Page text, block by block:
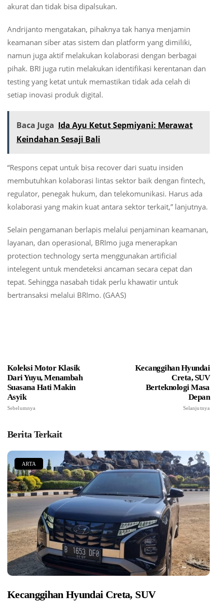
akurat dan tidak bisa dipalsukan.
Andrijanto mengatakan, pihaknya tak hanya menjamin
keamanan siber atas sistem dan platform yang dimiliki,
namun juga aktif melakukan kolaborasi dengan berbagai
pihak. BRI juga rutin melakukan identifikasi kerentanan dan
testing yang ketat untuk memastikan tidak ada celah di
setiap inovasi produk digital.
Baca Juga Ida Ayu Ketut Sepmiyani: Merawat
Keindahan Sesaji Bali
“Respons cepat untuk bisa recover dari suatu insiden
membutuhkan kolaborasi lintas sektor baik dengan fintech,
regulator, penegak hukum, dan telekomunikasi. Harus ada
kolaborasi yang makin kuat antara sektor terkait,” lanjutnya.
Selain pengamanan berlapis melalui penjaminan keamanan,
layanan, dan operasional, BRImo juga menerapkan
protection technology serta menggunakan artificial
intelegent untuk mendeteksi ancaman secara cepat dan
tepat. Sehingga nasabah tidak perlu khawatir untuk
bertransaksi melalui BRImo. (GAAS)
Koleksi Motor Klasik
Dari Yuyu, Menambah
Suasana Hati Makin
Asyik
Sebelumnya
Kecanggihan Hyundai
Creta, SUV
Berteknologi Masa
Depan
Selanjutnya
Berita Terkait
ARTA
Kecanggihan Hyundai Creta, SUV